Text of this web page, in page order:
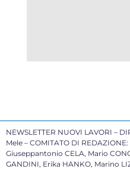
NEWSLETTER NUOVI LAVORI –
Mele – COMITATO DI
Giuseppantonio CELA, Mario
GANDINI, Erika HANKO, Marino